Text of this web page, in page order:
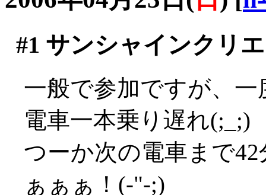
#1 サンシャインクリ
一般で参加ですが、
電車一本乗り遅れ(;_;)
つーか次の電車まで
ぁぁぁ！(-"-;)